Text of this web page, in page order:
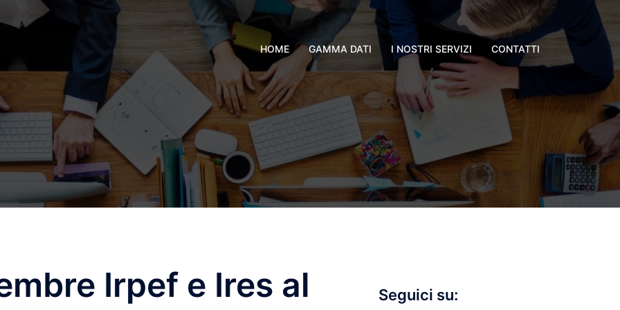
HOME GAMMA DATI I NOSTRI SERVIZI CONTATTI
Irpef e Ires al
Seguici su: